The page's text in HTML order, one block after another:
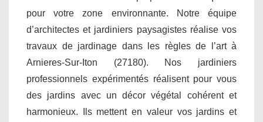
pour votre zone environnante. Notre équipe
d’architectes et jardiniers paysagistes réalise vos
travaux de jardinage dans les règles de l’art à
Arnieres-Sur-Iton (27180). Nos jardiniers
professionnels expérimentés réalisent pour vous
des jardins avec un décor végétal cohérent et
harmonieux. Ils mettent en valeur vos jardins et